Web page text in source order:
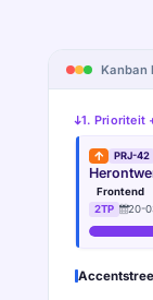
Kanban
1. Prioriteit
PRJ-42
Frontend
2TP
20-